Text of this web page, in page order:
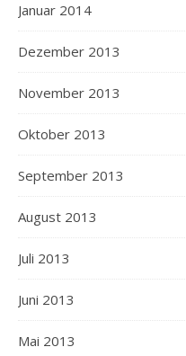
Januar 2014
Dezember 2013
November 2013
Oktober 2013
September 2013
August 2013
Juli 2013
Juni 2013
Mai 2013